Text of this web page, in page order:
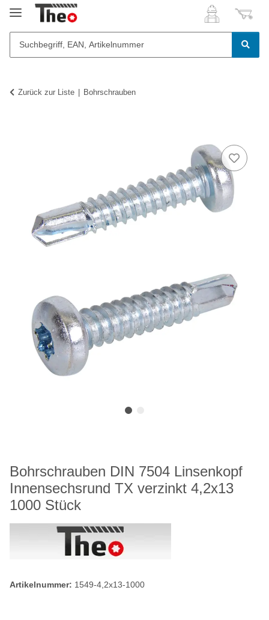
Zurück zur Liste Bohrschrauben
Bohrschrauben DIN 7504 Linsenkopf
Innensechsrund TX verzinkt 4,2x13
1000 Stück
Artikelnummer: 1549-4,2x13-1000